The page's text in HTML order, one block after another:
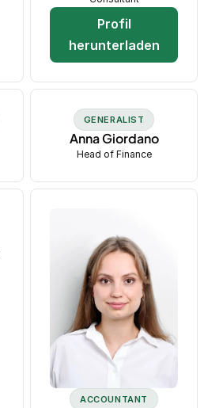
Profil
herunterladen
GENERALIST
Anna Giordano
Head of Finance
ACCOUNTANT